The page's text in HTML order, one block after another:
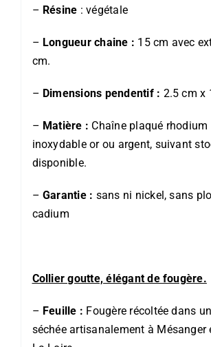
– Résine : végétale
– Longueur chaine : 15 cm avec
cm.
– Dimensions pendentif : 2.5 cm x
– Matière : Chaîne plaqué rhodium
inoxydable or ou argent, suivant
disponible.
– Garantie : sans ni nickel, sans
cadium
Collier goutte, élégant de fougère.
– Feuille : Fougère récoltée dans
séchée artisanalement à Mésanger